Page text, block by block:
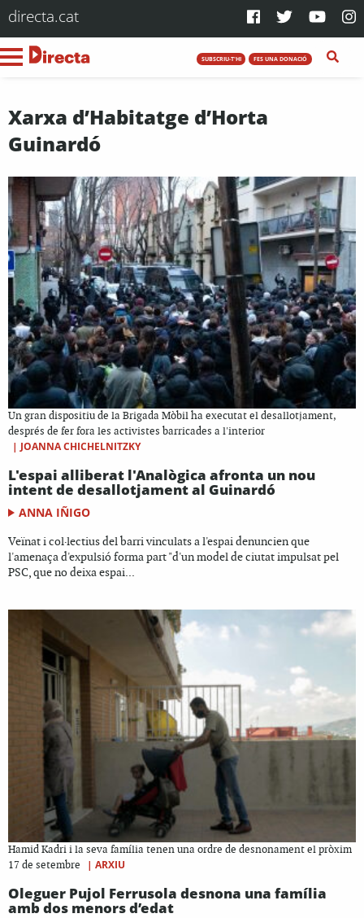
directa.cat
SUBSCRIU-T'HI FES UNA DONACIÓ
Xarxa d’Habitatge d’Horta
Guinardó
Un gran dispositiu de la Brigada Mòbil ha executat el desallotjament,
després de fer fora les activistes barricades a l'interior
| JOANNA CHICHELNITZKY
L'espai alliberat l'Analògica afronta un nou
intent de desallotjament al Guinardó
ANNA IÑIGO
Veïnat i col·lectius del barri vinculats a l'espai denuncien que
l'amenaça d'expulsió forma part "d'un model de ciutat impulsat pel
PSC, que no deixa espai...
Hamid Kadri i la seva família tenen una ordre de desnonament el pròxim
17 de setembre
| ARXIU
Oleguer Pujol Ferrusola desnona una família
amb dos menors d’edat